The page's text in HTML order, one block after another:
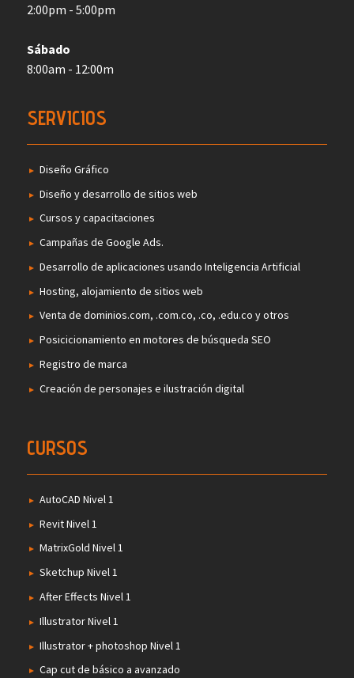
2:00pm - 5:00pm
Sábado
8:00am - 12:00m
SERVICIOS
Diseño Gráfico
Diseño y desarrollo de sitios web
Cursos y capacitaciones
Campañas de Google Ads.
Desarrollo de aplicaciones usando Inteligencia Artificial
Hosting, alojamiento de sitios web
Venta de dominios.com, .com.co, .co, .edu.co y otros
Posicicionamiento en motores de búsqueda SEO
Registro de marca
Creación de personajes e ilustración digital
CURSOS
AutoCAD Nivel 1
Revit Nivel 1
MatrixGold Nivel 1
Sketchup Nivel 1
After Effects Nivel 1
Illustrator Nivel 1
Illustrator + photoshop Nivel 1
Cap cut de básico a avanzado